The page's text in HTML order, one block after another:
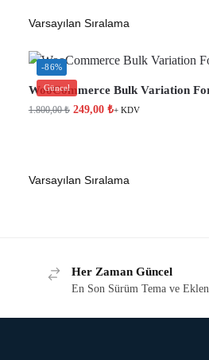
-86%
Güncel
WooCommerce Bulk Variation
1.800,00₺ 249,00 ₺+ KDV
Her Zaman Güncel
En Son Sürüm Tema ve